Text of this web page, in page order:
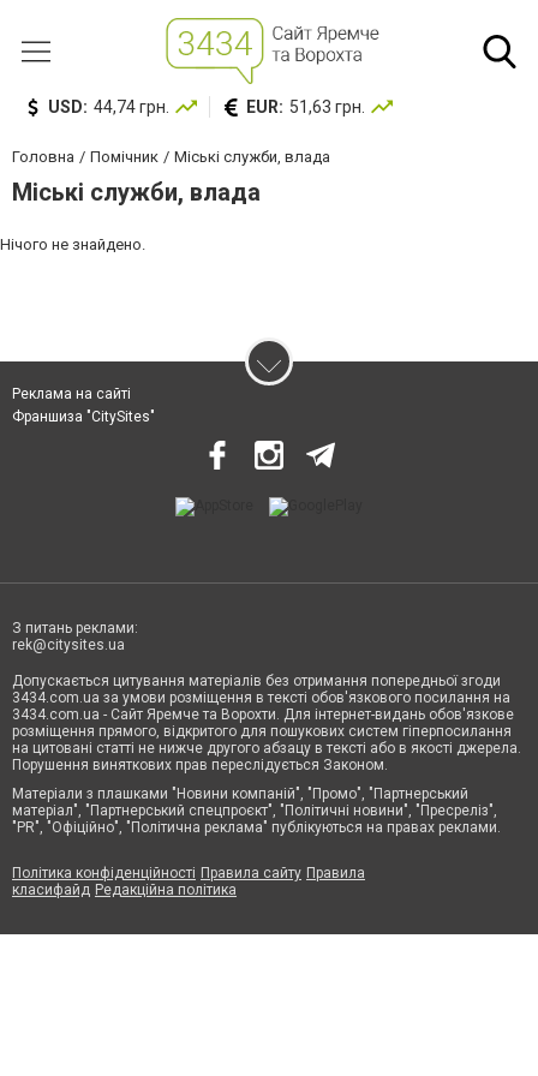
USD: 44,74 грн. EUR: 51,63 грн.
Головна Помічник Міські служби, влада
Міські служби, влада
Нічого не знайдено.
Реклама на сайті
Франшиза "CitySites"
З питань реклами:
rek@citysites.ua
Допускається цитування матеріалів без отримання попередньої згоди
3434.com.ua за умови розміщення в тексті обов'язкового посилання на
3434.com.ua - Сайт Яремче та Ворохти. Для інтернет-видань обов'язкове
розміщення прямого, відкритого для пошукових систем гіперпосилання
на цитовані статті не нижче другого абзацу в тексті або в якості джерела.
Порушення виняткових прав переслідується Законом.
Матеріали з плашками "Новини компаній", "Промо", "Партнерський
матеріал", "Партнерський спецпроєкт", "Політичні новини", "Пресреліз",
"PR", "Офіційно", "Політична реклама" публікуються на правах реклами.
Політика конфіденційності Правила сайту Правила
класифайд Редакційна політика